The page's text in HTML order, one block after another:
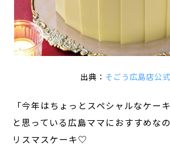
出典： そごう広島店公
「今年はちょっとスペシャルなケー
と思っている広島ママにおすすめな
リスマスケーキ♡